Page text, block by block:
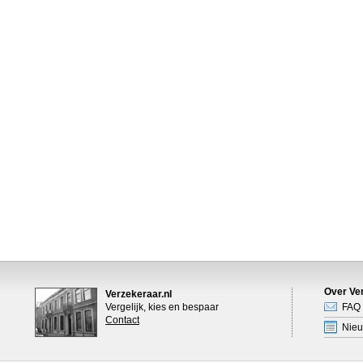
Verzekeraar.nl
Vergelijk, kies en bespaar
Contact
Over
FAQ